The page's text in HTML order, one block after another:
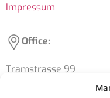
Impressum
Office:
Tramstrasse 99